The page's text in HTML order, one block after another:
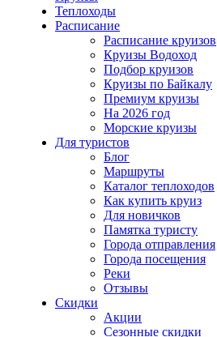
Теплоходы
Расписание
Расписание круизов
Круизы Водоход
Подбор круизов
Круизы по Байкалу
Премиум круизы
На 2026 год
Морские круизы
Для туристов
Блог
Маршруты
Каталог теплоходов
Как купить круиз
Для новичков
Памятка туристу
Города отправления
Города посещения
Реки
Отзывы
Скидки
Акции
Сезонные скидки